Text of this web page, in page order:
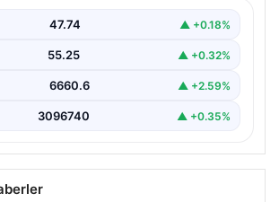
47.74 ▲ +0.18%
55.25 ▲ +0.32%
6660.6 ▲ +2.59%
3096740 ▲ +0.35%